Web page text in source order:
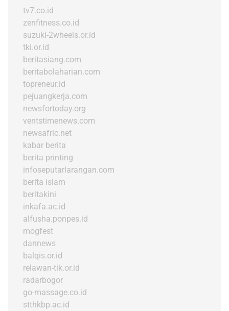
tv7.co.id
zenfitness.co.id
suzuki-2wheels.or.id
tki.or.id
beritasiang.com
beritabolaharian.com
topreneur.id
pejuangkerja.com
newsfortoday.org
ventstimenews.com
newsafric.net
kabar berita
berita printing
infoseputarlarangan.com
berita islam
beritakini
inkafa.ac.id
alfusha.ponpes.id
mogfest
dannews
balqis.or.id
relawan-tik.or.id
radarbogor
go-massage.co.id
stthkbp.ac.id